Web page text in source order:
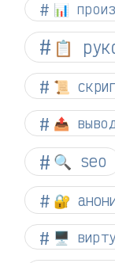
📊
📋
📜
📤
🔍 seo
🔐
🖥️